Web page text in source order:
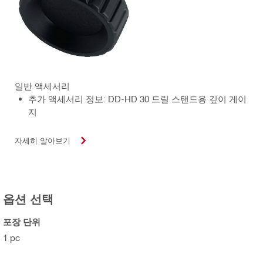
일반 액세서리
추가 액세서리 정보: DD-HD 30 드릴 스탠드용 깊이 게이
지
자세히 알아보기
옵션 선택
포장 단위
1 pc